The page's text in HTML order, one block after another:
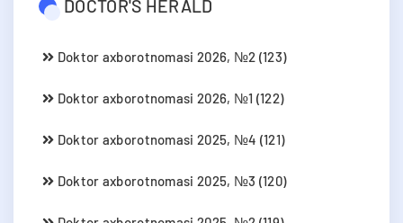
DOCTOR'S HERALD
Doktor axborotnomasi 2026, №2 (123)
Doktor axborotnomasi 2026, №1 (122)
Doktor axborotnomasi 2025, №4 (121)
Doktor axborotnomasi 2025, №3 (120)